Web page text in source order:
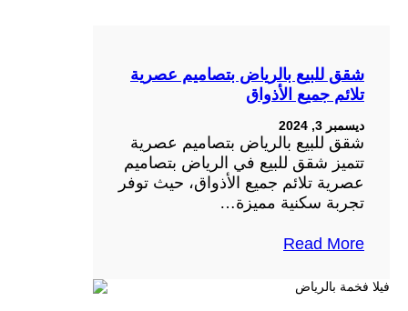
شقق للبيع بالرياض بتصاميم عصرية
تلائم جميع الأذواق
ديسمبر 3, 2024
شقق للبيع بالرياض بتصاميم عصرية
تتميز شقق للبيع في الرياض بتصاميم
عصرية تلائم جميع الأذواق، حيث توفر
تجربة سكنية مميزة…
Read More